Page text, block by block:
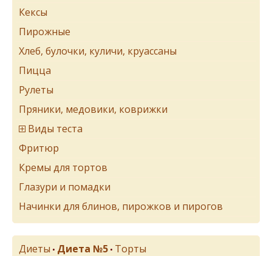
Кексы
Пирожные
Хлеб, булочки, куличи, круассаны
Пицца
Рулеты
Пряники, медовики, коврижки
Виды теста
Фритюр
Кремы для тортов
Глазури и помадки
Начинки для блинов, пирожков и пирогов
Диеты • Диета №5 • Торты